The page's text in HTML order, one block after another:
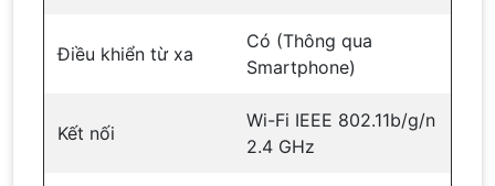
Điều khiển từ xa
Có (Thông qua
Smartphone)
Kết nối
Wi-Fi IEEE 802.11b/g/n
2.4 GHz